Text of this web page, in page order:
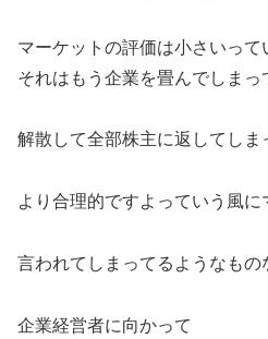
マーケットの評価は小さいって
それはもう企業を畳んでしまっ
解散して全部株主に返してしま
より合理的ですよっていう風に
言われてしまってるようなもの
企業経営者に向かって